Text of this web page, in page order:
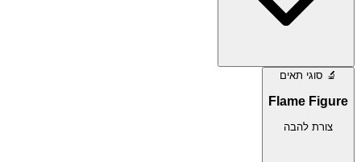
🔬 סוגי תאים
Flame Figure
צורת להבה